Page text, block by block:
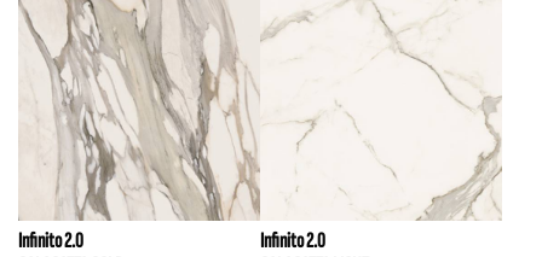
Infinito 2.0
Infinito 2.0